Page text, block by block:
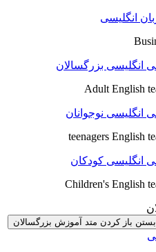
انگلیسی
انگلیسی بزرگسالان
Adult English
انگلیسی نوجوانان
teenagers English
انگلیسی کودکان
Children's English
باز کردن متد آموزش بزرگسالان